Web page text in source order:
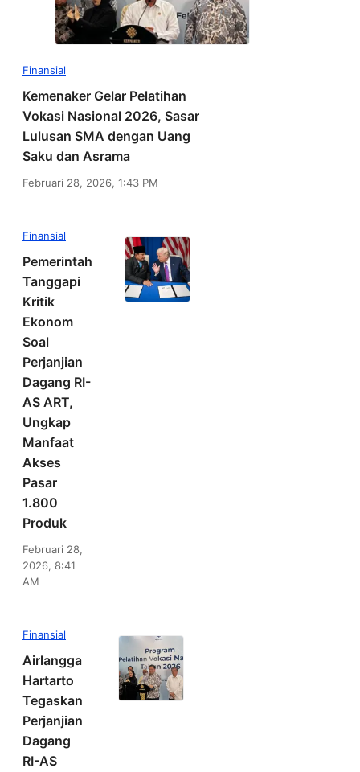
Finansial
Kemenaker Gelar Pelatihan
Vokasi Nasional 2026, Sasar
Lulusan SMA dengan Uang
Saku dan Asrama
Februari 28, 2026, 1:43 PM
Finansial
Pemerintah
Tanggapi
Kritik
Ekonom
Soal
Perjanjian
Dagang RI-
AS ART,
Ungkap
Manfaat
Akses
Pasar
1.800
Produk
Februari 28,
2026, 8:41
AM
Finansial
Airlangga
Hartarto
Tegaskan
Perjanjian
Dagang
RI-AS